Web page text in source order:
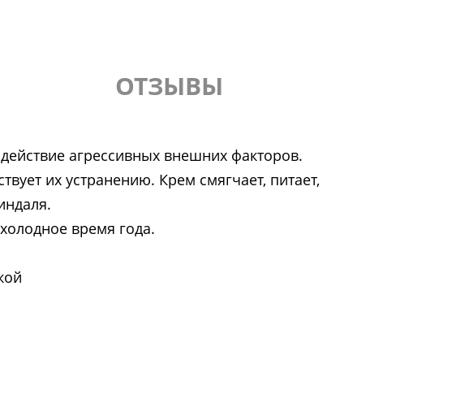
ОТЗЫВЫ
агрессивных внешних факторов.
их устранению. Крем смягчает, питает,
время года.